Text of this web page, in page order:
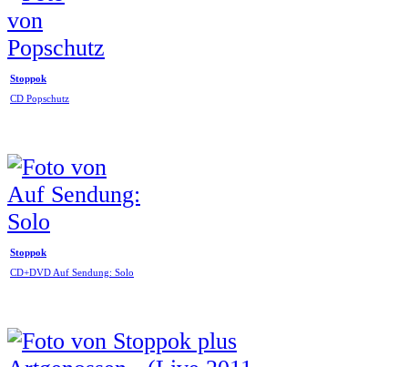
Stoppok
CD Popschutz
Stoppok
CD+DVD Auf Sendung: Solo